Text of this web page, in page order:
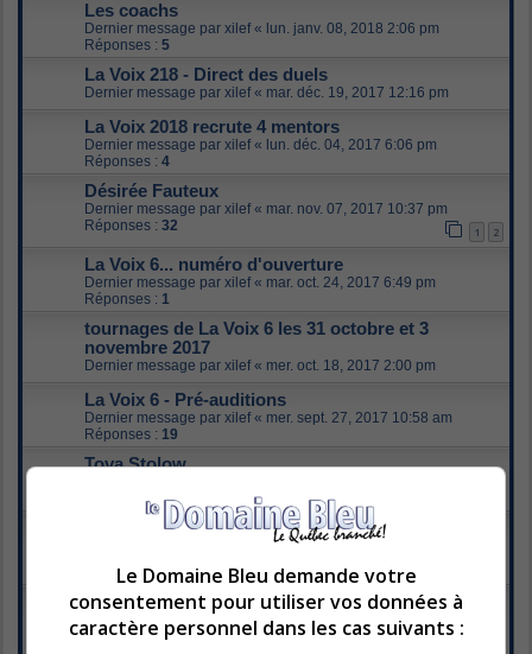
Les coachs
Dernier message par xilef« lun. janv. 08, 2018 2:06 pm
Réponses : 5
La Voix 218 - Direct des duels
Dernier message par xilef« mar. déc. 19, 2017 12:16 pm
La Voix 2018 recrute 4 mentors
Dernier message par xilef« lun. déc. 04, 2017 6:06 pm
Réponses : 4
Désirée Fauteux
Dernier message par xilef« mar. nov. 07, 2017 10:37 pm
Réponses : 32 1 2
La Voix 6... numéro d'ouverture
Dernier message par xilef« mar. oct. 24, 2017 6:49 pm
Réponses : 1
tournages de La Voix 6 les 31 octobre et 3
novembre 2017
Dernier message par xilef« mer. oct. 18, 2017 2:00 pm
La Voix 6 - Pré-auditions
Dernier message par xilef« mer. sept. 27, 2017 10:58 am
Réponses : 19
Tova Stolow
Réponses :
6
nancy31f «sam. sept. 23, 2017 3:57 pm
La Voix 2017 dans les médias
Dernier message par titepuce36
jeu. sept. 07, 2017 9:52 pm
Réponses : 34
Le Domaine Bleu demande votre
consentement pour utiliser vos données à
caractère personnel dans les cas suivants :